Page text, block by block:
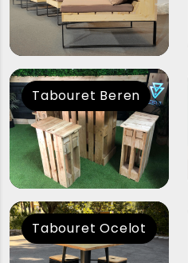
Tabouret Beren
Tabouret Ocelot